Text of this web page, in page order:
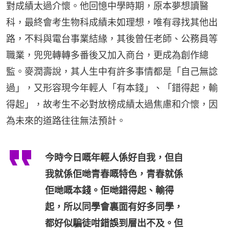
對成績太過介懷。他回憶中學時期，原本夢想讀醫
科，最終會考生物科成績未如理想，唯有尋找其他出
路，不料與電台事業結緣，其後曾任老師、公務員等
職業，兜兜轉轉多番後又加入商台，更成為創作總
監。麥潤壽說，其人生中有許多事情都是「自己無諗
過」，又形容現今年輕人「有本錢」、「錯得起，輸
得起」，故考生不必對放榜成績太過焦慮和介懷，因
為未來的道路往往無法預計。
今時今日嘅年輕人係好自我，但自
我就係佢哋青春嘅特色，青春就係
佢哋嘅本錢。佢哋錯得起、輸得
起，所以同學會裏面有好多同學，
都好似騙徒咁錯誤到層出不及。但